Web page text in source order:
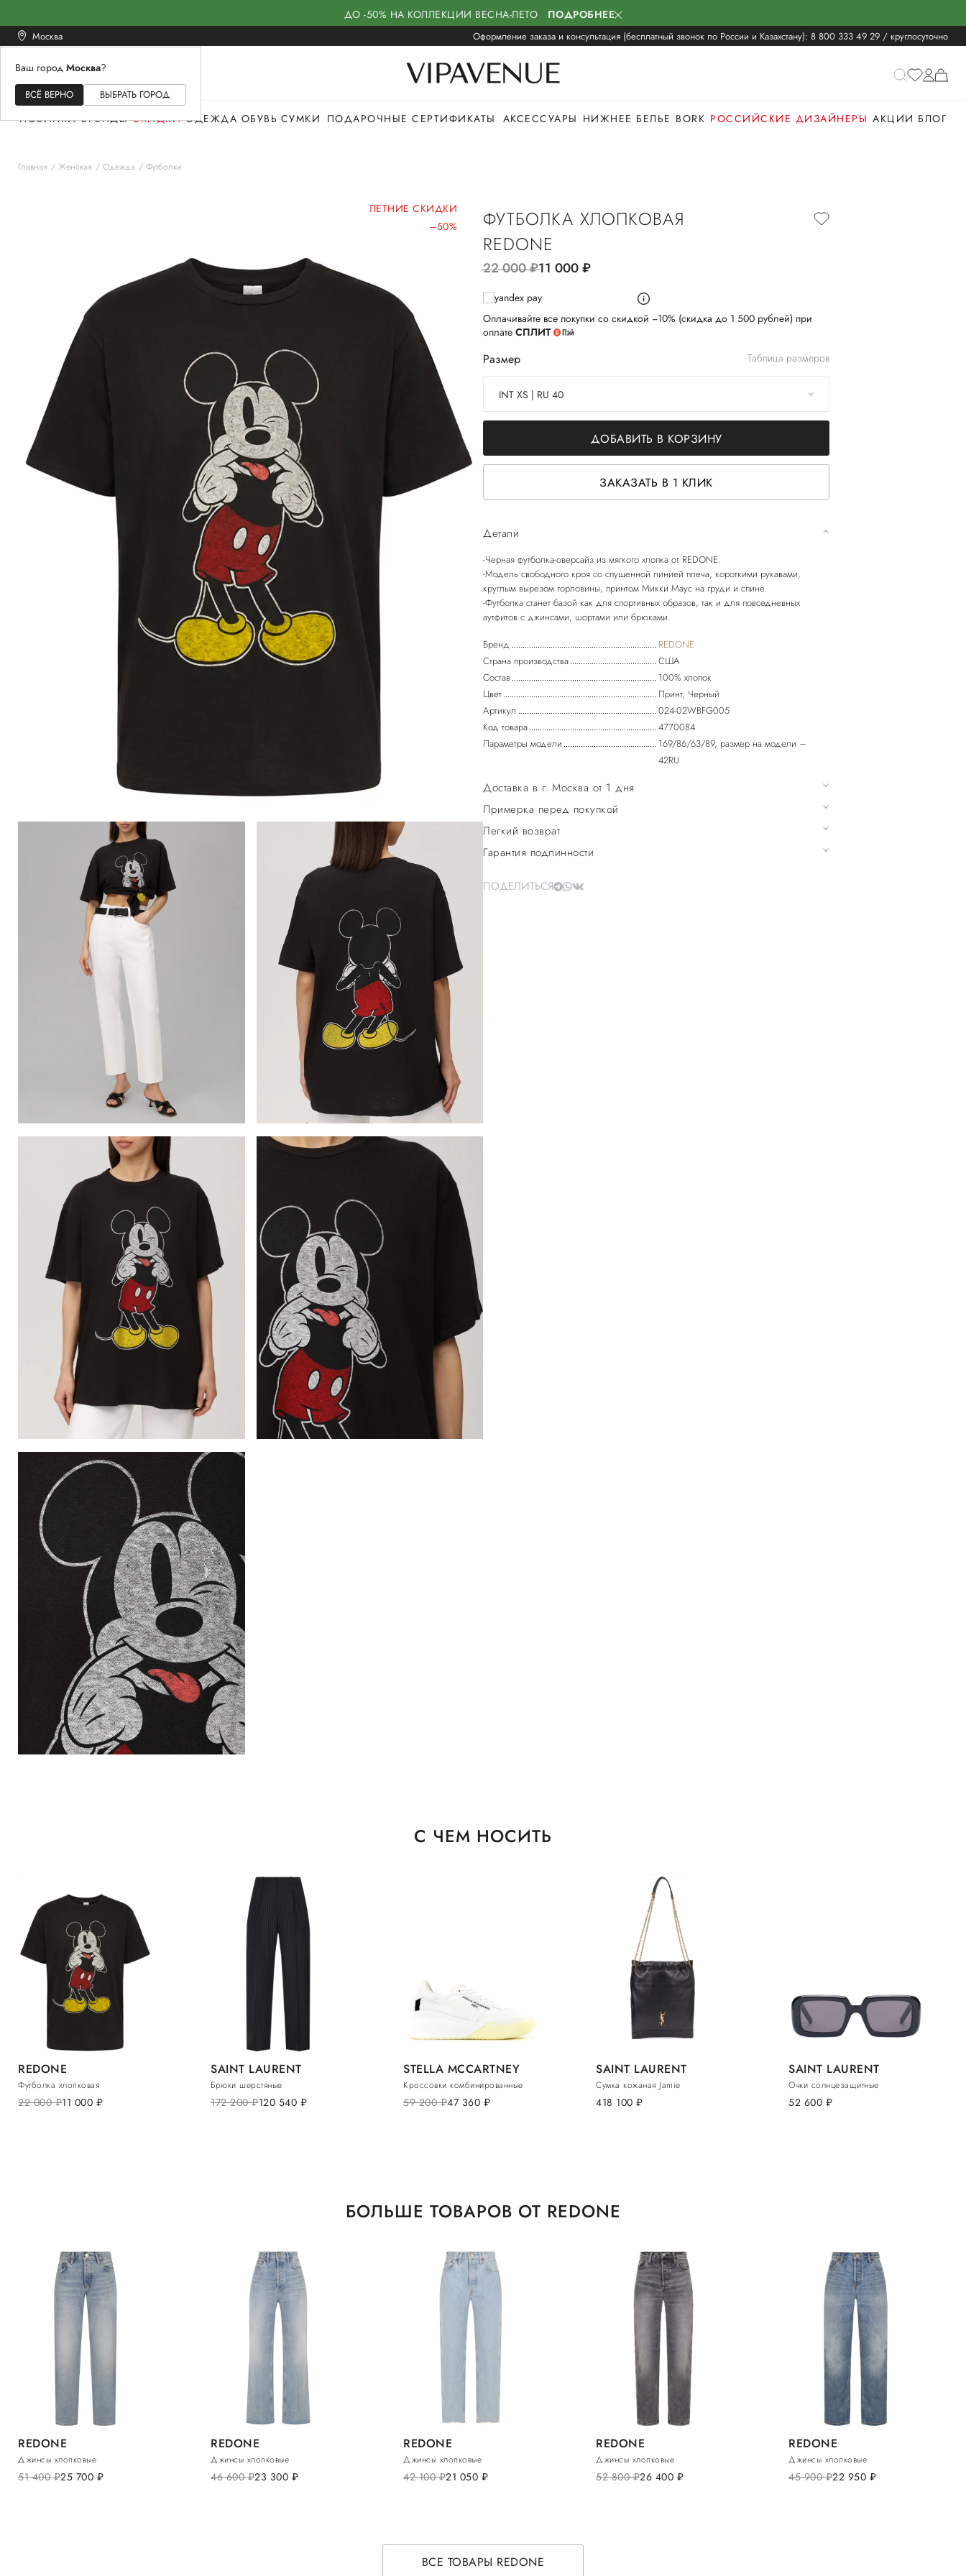
ДО -50% НА КОЛЛЕКЦИИ ВЕСНА-ЛЕТО ПОДРОБНЕЕ
Москва Оформление заказа и консультация (бесплатный звонок по России и Казахстану): 8 800 333 49 29 / круглосуточно
Ваш город Москва?
ВСЁ ВЕРНО ВЫБРАТЬ ГОРОД
ЖЕНСКОЕМУЖСКОЕ
НОВИНКИ БРЕНДЫ СКИДКИ ОДЕЖДА ОБУВЬ СУМКИ ПОДАРОЧНЫЕ СЕРТИФИКАТЫ АКСЕССУАРЫ НИЖНЕЕ БЕЛЬЕ BORK РОССИЙСКИЕ ДИЗАЙНЕРЫ АКЦИИ БЛОГ
Главная Женская Одежда Футболки
ЛЕТНИЕ СКИДКИ
–50%
ФУТБОЛКА ХЛОПКОВАЯ
REDONE
22 000руб.11 000руб.
Оплачивайте все покупки со скидкой −10% (скидка до 1 500 рублей) при
оплате СПЛИТ
Размер Таблица размеров
INT XS | RU 40
ДОБАВИТЬ В КОРЗИНУ
ЗАКАЗАТЬ В 1 КЛИК
Детали
-Черная футболка-оверсайз из мягкого хлопка от REDONE.
-Модель свободного кроя со спущенной линией плеча, короткими рукавами,
круглым вырезом горловины, принтом Микки Маус на груди и спине.
-Футболка станет базой как для спортивных образов, так и для повседневных
Бренд
REDONE
Страна производства
США
Состав
100% хлопок
Цвет
Принт, Черный
Артикул
024-02WBFG005
Код товара
4770084
Параметры модели
169/86/63/89, размер на модели –
42RU
Доставка в г. Москва от 1 дня
Примерка перед покупкой
Легкий возврат
Гарантия подлинности
ПОДЕЛИТЬСЯ
С ЧЕМ НОСИТЬ
REDONE
Футболка хлопковая
22 000руб.11 000 руб.
SAINT LAURENT
Брюки шерстяные
172 200руб.120 540 руб.
STELLA MCCARTNEY
Кроссовки комбинированные
59 200руб.47 360 руб.
SAINT LAURENT
Сумка кожаная Jamie
418 100 руб.
SAINT LAURENT
Очки солнцезащитные
52 600 руб.
БОЛЬШЕ ТОВАРОВ ОТ REDONE
REDONE
Джинсы хлопковые
51 400руб.25 700 руб.
REDONE
Джинсы хлопковые
46 600руб.23 300 руб.
REDONE
Джинсы хлопковые
42 100руб.21 050 руб.
REDONE
Джинсы хлопковые
52 800руб.26 400 руб.
REDONE
Джинсы хлопковые
45 900руб.22 950 руб.
ВСЕ ТОВАРЫ REDONE